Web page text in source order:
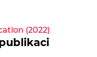
(2022)